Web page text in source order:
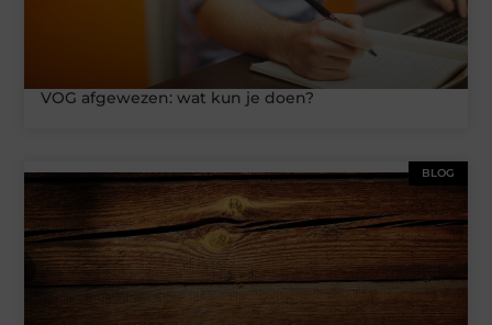
VOG afgewezen: wat kun je doen?
BLOG